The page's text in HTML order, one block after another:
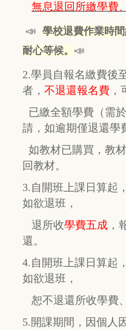
無息退回所繳學費
📣 學校退費作業時
耐心等候。 📣
2.學員自報名繳費後
者， 不退還報名費 ，
已繳全額學費 （需
請，如逾期僅退還學
如教材已購買，教
回教材。
3.自開班上課日算起
如欲退班，
退所收學費五成 ，
還。
4.自開班上課日算起
如欲退班，
恕不退還所收學費
5.開課期間，因個人